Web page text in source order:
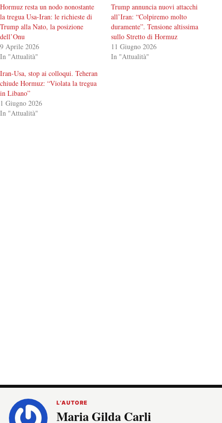
Hormuz resta un nodo nonostante
la tregua Usa-Iran: le richieste di
Trump alla Nato, la posizione
dell’Onu
9 Aprile 2026
In "Attualità"
Trump annuncia nuovi attacchi
all’Iran: “Colpiremo molto
duramente”. Tensione altissima
sullo Stretto di Hormuz
11 Giugno 2026
In "Attualità"
Iran-Usa, stop ai colloqui. Teheran
chiude Hormuz: “Violata la tregua
in Libano”
1 Giugno 2026
In "Attualità"
L’AUTORE
Maria Gilda Carli